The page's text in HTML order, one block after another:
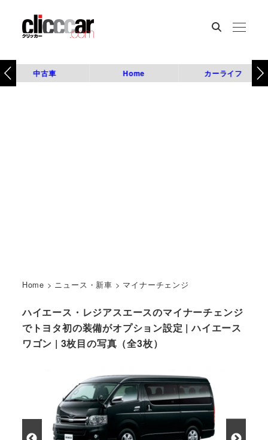
中古車 Home カーライフ
Home > ニュース・新車 > マイナーチェンジ
ハイエース・レジアスエースのマイナーチェンジ
でトヨタ初の装備がオプション設定 | ハイエース
ワゴン | 3枚目の写真（全3枚）